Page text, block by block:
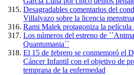
Desagradables comentarios del
Villalvazo sobre la licencia
Rami Malek protagoniza la película
Los números del estreno de
Quantumania´´
El 15 de febrero se conmemoró el
Cáncer Infantil con el objetivo de
temprana de la enfermedad